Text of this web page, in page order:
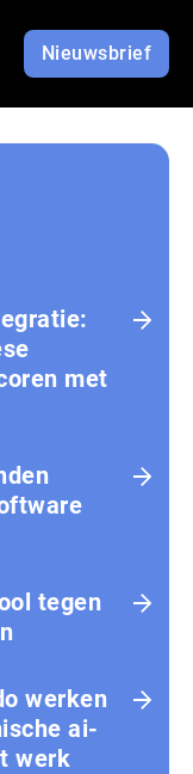
Nieuwsbrief
met
tegen
werken
ai-
werk